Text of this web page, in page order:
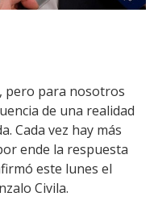
Link
pero para nosotros
de una realidad
Cada vez hay más
ende la respuesta
este lunes el
Civila.